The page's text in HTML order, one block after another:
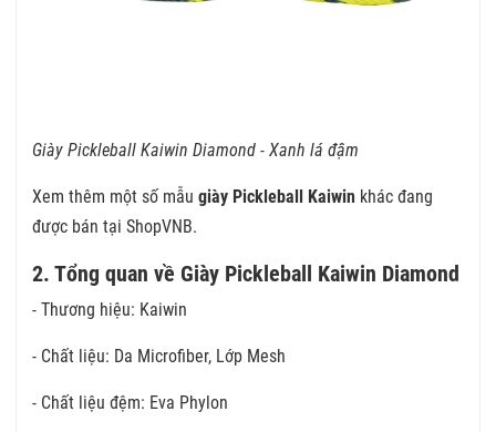
Giày Pickleball Kaiwin Diamond - Xanh lá đậm
Xem thêm một số mẫu giày Pickleball Kaiwin khác đang
được bán tại ShopVNB.
2. Tổng quan về Giày Pickleball Kaiwin Diamond
- Thương hiệu: Kaiwin
- Chất liệu: Da Microfiber, Lớp Mesh
- Chất liệu đệm: Eva Phylon